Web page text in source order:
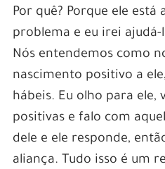
Por quê? Porque ele
problema e eu irei
Nós entendemos como
nascimento positivo a
hábeis. Eu olho para ele,
positivas e falo com
dele e ele responde,
aliança. Tudo isso é um